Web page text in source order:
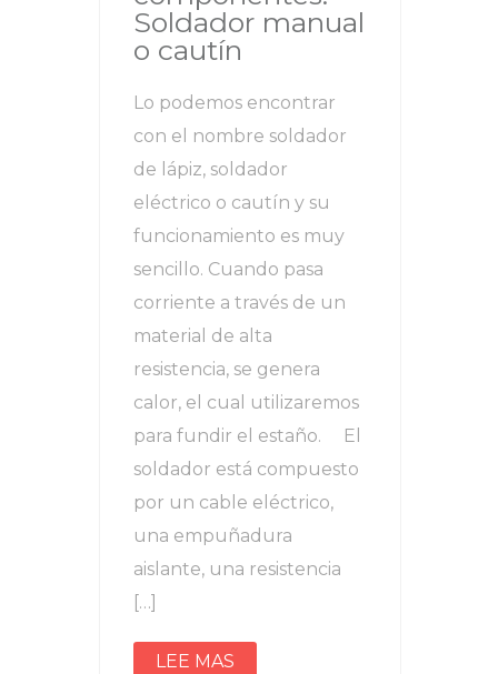
Soldador manual
o cautín
Lo podemos encontrar
con el nombre soldador
de lápiz, soldador
eléctrico o cautín y su
funcionamiento es muy
sencillo. Cuando pasa
corriente a través de un
material de alta
resistencia, se genera
calor, el cual utilizaremos
para fundir el estaño. El
soldador está compuesto
por un cable eléctrico,
una empuñadura
aislante, una resistencia
[…]
LEE MAS